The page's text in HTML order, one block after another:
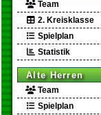
Team
2. Kreisklasse
Spielplan
Statistik
Alte Herren
Team
Spielplan